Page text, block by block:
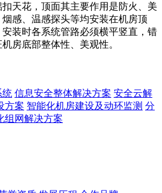
天花，顶面其主要作用是防火、美
感、温感探头等均安装在机房顶
装时各系统管路必须横平竖直，错
房底部整体性、美观性。
统 信息安全整体解决方案 安全云解
方案 智能化机房建设及动环监测 分
组网解决方案